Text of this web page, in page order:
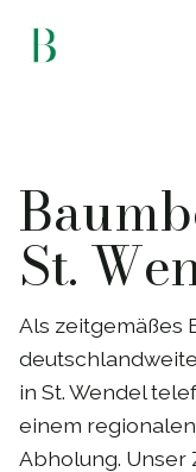
St.
Als zeitgemäßes
in St. Wendel
einem
Abholung. Unser